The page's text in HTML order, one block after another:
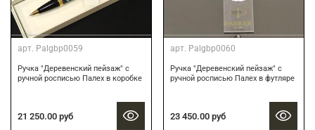
арт. Palgbp0059
Ручка "Деревенский пейзаж" с
ручной росписью Палех в коробке
21 250.00 руб
арт. Palgbp0060
Ручка "Деревенский пейзаж" с
ручной росписью Палех в футляре
23 450.00 руб